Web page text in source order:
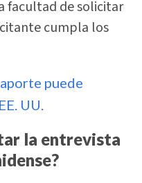
facultad de solicitar
cumpla los
puede
UU.
la entrevista